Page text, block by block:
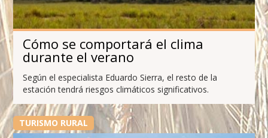
Cómo se comportará el clima
durante el verano
Según el especialista Eduardo Sierra, el resto de la
estación tendrá riesgos climáticos significativos.
TURISMO RURAL